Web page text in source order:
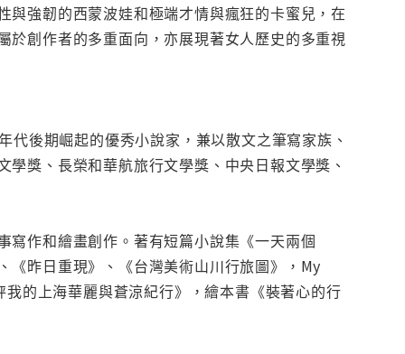
強韌的西蒙波娃和極端才情與瘋狂的卡蜜兒，在
創作者的多重面向，亦展現著女人歷史的多重視
後期崛起的優秀小說家，兼以散文之筆寫家族、
獎、長榮和華航旅行文學獎、中央日報文學獎、
寫作和繪畫創作。著有短篇小說集《一天兩個
《昨日重現》、《台灣美術山川行旅圖》，My
的上海華麗與蒼涼紀行》，繪本書《裝著心的行